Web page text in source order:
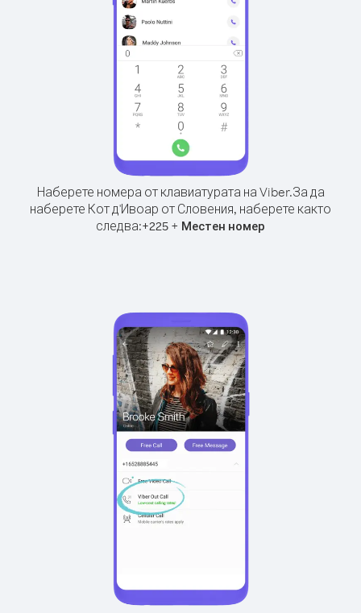
Наберете номера от клавиатурата на Viber.За да
наберете Кот д'Ивоар от Словения, наберете както
следва:+225 + Местен номер